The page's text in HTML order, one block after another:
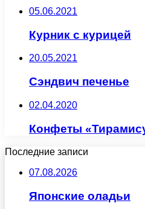
05.06.2021
Курник с курицей
20.05.2021
Сэндвич печенье
02.04.2020
Конфеты
Последние записи
07.08.2026
Японские оладьи